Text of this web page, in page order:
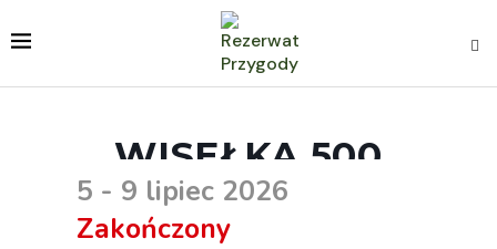
WISEŁKA 500
5 - 9 lipiec 2026
Zakończony